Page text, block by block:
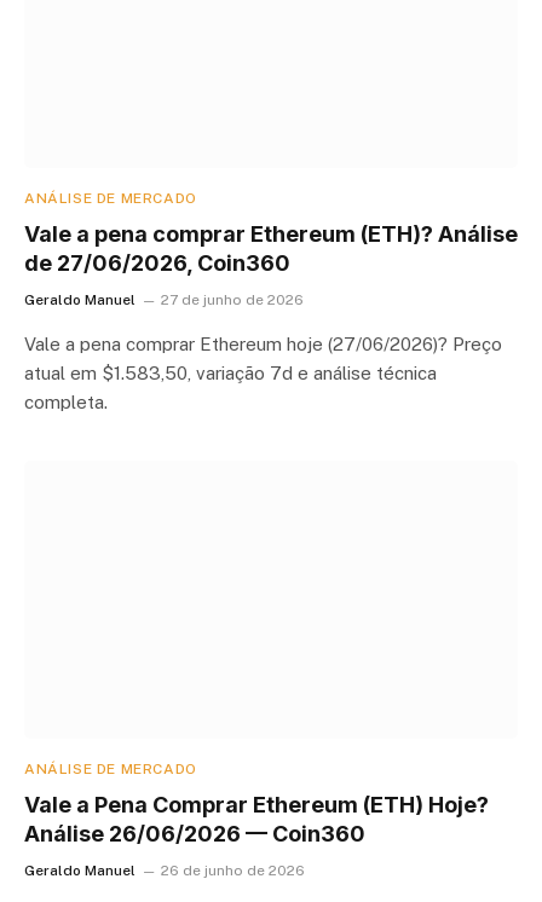
ANÁLISE DE MERCADO
Vale a pena comprar Ethereum (ETH)? Análise
de 27/06/2026, Coin360
Geraldo Manuel 27 de junho de 2026
Vale a pena comprar Ethereum hoje (27/06/2026)? Preço
atual em $1.583,50, variação 7d e análise técnica
completa.
ANÁLISE DE MERCADO
Vale a Pena Comprar Ethereum (ETH) Hoje?
Análise 26/06/2026 — Coin360
Geraldo Manuel 26 de junho de 2026